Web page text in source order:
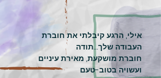
אילי, הרגע קיבלתי את חוברת
העבודה שלך...תודה
חוברת מושקעת, מאירת עיניים
ועשויה בטוב-טעם